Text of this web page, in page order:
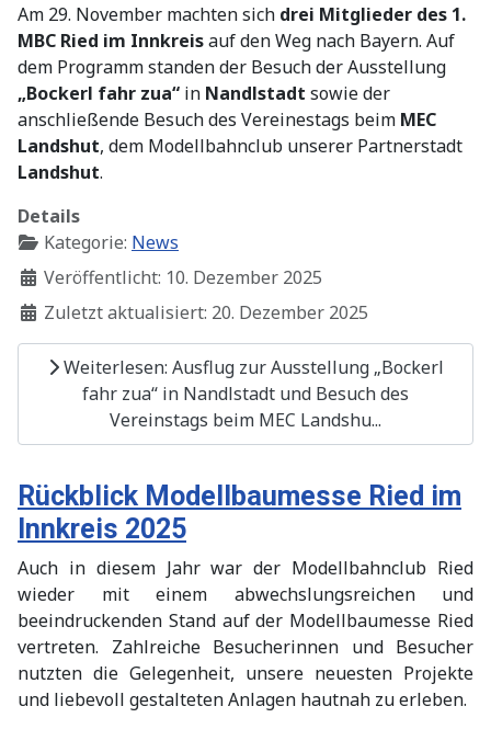
Am 29. November machten sich drei Mitglieder des 1.
MBC Ried im Innkreisauf den Weg nach Bayern. Auf
dem Programm standen der Besuch der Ausstellung
„Bockerl fahr zua“ in Nandlstadt sowie der
anschließende Besuch des Vereinestags beim MEC
Landshut, dem Modellbahnclub unserer Partnerstadt
Landshut.
Details
Kategorie: News
Veröffentlicht: 10. Dezember 2025
Zuletzt aktualisiert: 20. Dezember 2025
Weiterlesen: Ausflug zur Ausstellung „Bockerl
fahr zua“ in Nandlstadt und Besuch des
Vereinstags beim MEC Landshu...
Rückblick Modellbaumesse Ried im
Innkreis 2025
Auch in diesem Jahr war der Modellbahnclub Ried
wieder mit einem abwechslungsreichen und
beeindruckenden Stand auf der Modellbaumesse Ried
vertreten. Zahlreiche Besucherinnen und Besucher
nutzten die Gelegenheit, unsere neuesten Projekte
und liebevoll gestalteten Anlagen hautnah zu erleben.